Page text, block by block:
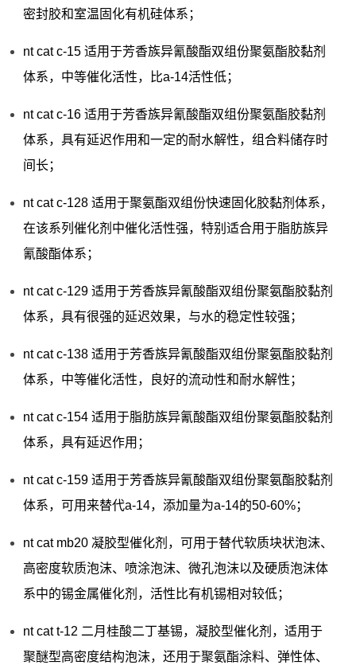
密封胶和室温固化有机硅体系；
nt cat c-15 适用于芳香族异氰酸酯双组份聚氨酯胶黏剂
体系，中等催化活性，比a-14活性低；
nt cat c-16 适用于芳香族异氰酸酯双组份聚氨酯胶黏剂
体系，具有延迟作用和一定的耐水解性，组合料储存时
间长；
nt cat c-128 适用于聚氨酯双组份快速固化胶黏剂体系，
在该系列催化剂中催化活性强，特别适合用于脂肪族异
氰酸酯体系；
nt cat c-129 适用于芳香族异氰酸酯双组份聚氨酯胶黏剂
体系，具有很强的延迟效果，与水的稳定性较强；
nt cat c-138 适用于芳香族异氰酸酯双组份聚氨酯胶黏剂
体系，中等催化活性，良好的流动性和耐水解性；
nt cat c-154 适用于脂肪族异氰酸酯双组份聚氨酯胶黏剂
体系，具有延迟作用；
nt cat c-159 适用于芳香族异氰酸酯双组份聚氨酯胶黏剂
体系，可用来替代a-14，添加量为a-14的50-60%；
nt cat mb20 凝胶型催化剂，可用于替代软质块状泡沫、
高密度软质泡沫、喷涂泡沫、微孔泡沫以及硬质泡沫体
系中的锡金属催化剂，活性比有机锡相对较低；
nt cat t-12 二月桂酸二丁基锡，凝胶型催化剂，适用于
聚醚型高密度结构泡沫，还用于聚氨酯涂料、弹性体、